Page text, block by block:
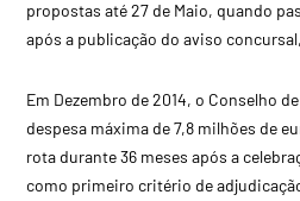
propostas até 27 de Maio, quando
após a publicação do aviso
Em Dezembro de 2014, o Conselho
despesa máxima de 7,8 milhões de
rota durante 36 meses após a
como primeiro critério de